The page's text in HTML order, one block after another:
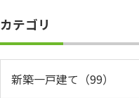
カテゴリ
新築一戸建て（99）